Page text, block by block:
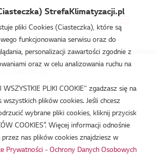
/MULTI V INSTALACJE/Multi V Instalacje
15:00
StrefaKlimatyzacji.pl
pliki Cookies (Ciasteczka), które są
funkcjonowania serwisu oraz do
personalizacji zawartości zgodnie z
oraz w celu analizowania ruchu na
WSZYSTKIE PLIKI COOKIE" zgadzasz się na
wszystkich plików cookies. Jeśli chcesz
wybrane pliki cookies, kliknij przycisk
COOKIES”. Więcej informacji odnośnie
nas plików cookies znajdziesz w
Prywatności - Ochrony Danych Osobowych